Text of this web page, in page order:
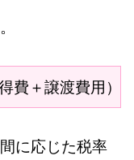
＋譲渡費用）
に応じた税率